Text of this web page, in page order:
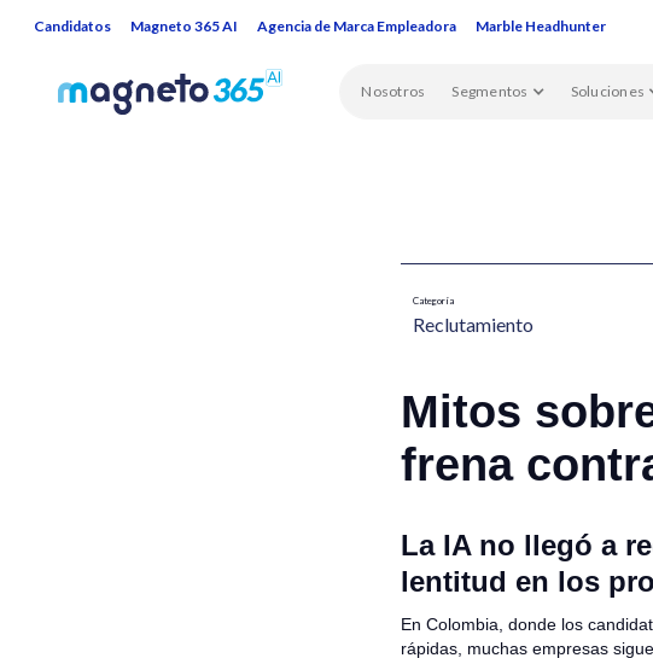
Candidatos Magneto 365 AI Agencia de Marca Empleadora Marble Headhunter
Nosotros Segmentos Soluciones
Categoría
Reclutamiento​
Mitos
frena
La IA no llegó a
lentitud en los
En Colombia, donde los
rápidas, muchas empresas